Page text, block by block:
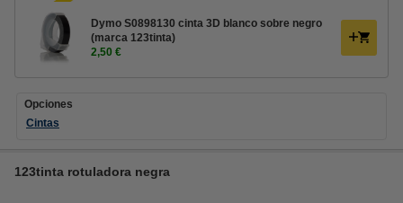
Dymo S0898130 cinta 3D blanco sobre negro
(marca 123tinta)
2,50 €
Opciones
Cintas
123tinta rotuladora negra